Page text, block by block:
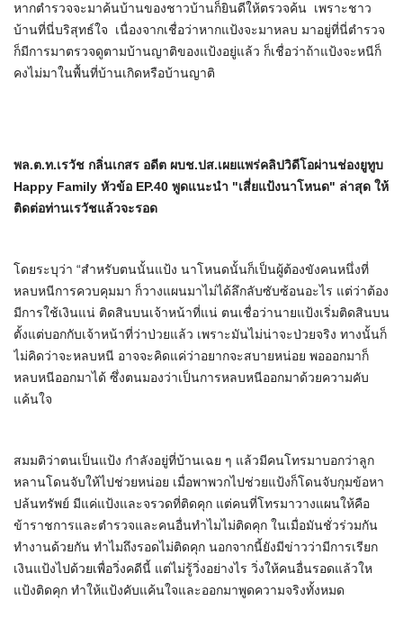
หากตำรวจจะมาค้นบ้านของชาวบ้านก็ยินดีให้ตรวจค้น เพราะชาว
บ้านที่นี่บริสุทธ์ใจ เนื่องจากเชื่อว่าหากแป้งจะมาหลบ มาอยู่ที่นี่ตำรวจ
ก็มีการมาตรวจดูตามบ้านญาติของแป้งอยู่แล้ว ก็เชื่อว่าถ้าแป้งจะหนีก็
คงไม่มาในพื้นที่บ้านเกิดหรือบ้านญาติ
พล.ต.ท.เรวัช กลิ่นเกสร อดีต ผบช.ปส.เผยแพร่คลิปวิดีโอผ่านช่องยูทูบ
Happy Family หัวข้อ EP.40 พูดแนะนำ "เสี่ยแป้งนาโหนด" ล่าสุด ให้
ติดต่อท่านเรวัชแล้วจะรอด
โดยระบุว่า “สำหรับตนนั้นแป้ง นาโหนดนั้นก็เป็นผู้ต้องขังคนหนึ่งที่
หลบหนีการควบคุมมา ก็วางแผนมาไม่ได้ลึกลับซับซ้อนอะไร แต่ว่าต้อง
มีการใช้เงินแน่ ติดสินบนเจ้าหน้าที่แน่ ตนเชื่อว่านายแป้งเริ่มติดสินบน
ตั้งแต่บอกกับเจ้าหน้าที่ว่าป่วยแล้ว เพราะมันไม่น่าจะป่วยจริง ทางนั้นก็
ไม่คิดว่าจะหลบหนี อาจจะคิดแค่ว่าอยากจะสบายหน่อย พอออกมาก็
หลบหนีออกมาได้ ซึ่งตนมองว่าเป็นการหลบหนีออกมาด้วยความคับ
แค้นใจ
สมมติว่าตนเป็นแป้ง กำลังอยู่ที่บ้านเฉย ๆ แล้วมีคนโทรมาบอกว่าลูก
หลานโดนจับให้ไปช่วยหน่อย เมื่อพาพวกไปช่วยแป้งก็โดนจับกุมข้อหา
ปล้นทรัพย์ มีแค่แป้งและจรวดที่ติดคุก แต่คนที่โทรมาวางแผนให้คือ
ข้าราชการและตำรวจและคนอื่นทำไมไม่ติดคุก ในเมื่อมันชั่วร่วมกัน
ทำงานด้วยกัน ทำไมถึงรอดไม่ติดคุก นอกจากนี้ยังมีข่าวว่ามีการเรียก
เงินแป้งไปด้วยเพื่อวิ่งคดีนี้ แต่ไม่รู้วิ่งอย่างไร วิ่งให้คนอื่นรอดแล้วให
แป้งติดคุก ทำให้แป้งคับแค้นใจและออกมาพูดความจริงทั้งหมด